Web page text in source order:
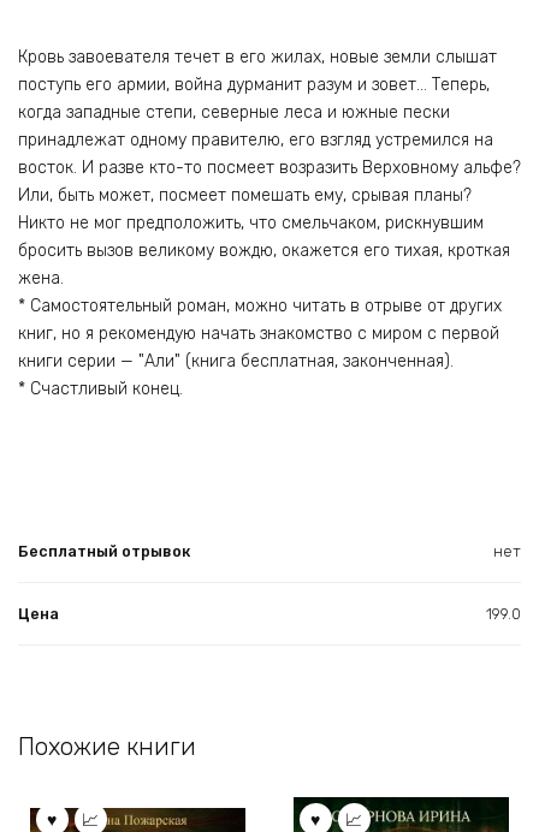
Кровь завоевателя течет в его жилах, новые земли слышат
поступь его армии, война дурманит разум и зовет… Теперь,
когда западные степи, северные леса и южные пески
принадлежат одному правителю, его взгляд устремился на
восток. И разве кто-то посмеет возразить Верховному альфе?
Или, быть может, посмеет помешать ему, срывая планы?
Никто не мог предположить, что смельчаком, рискнувшим
бросить вызов великому вождю, окажется его тихая, кроткая
жена.
* Самостоятельный роман, можно читать в отрыве от других
книг, но я рекомендую начать знакомство с миром с первой
книги серии — "Али" (книга бесплатная, законченная).
* Счастливый конец.
Бесплатный отрывок нет
Цена 199.0
Похожие книги